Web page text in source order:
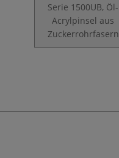
Serie 1500UB, Öl-
Acrylpinsel aus
Zuckerrohrfasern